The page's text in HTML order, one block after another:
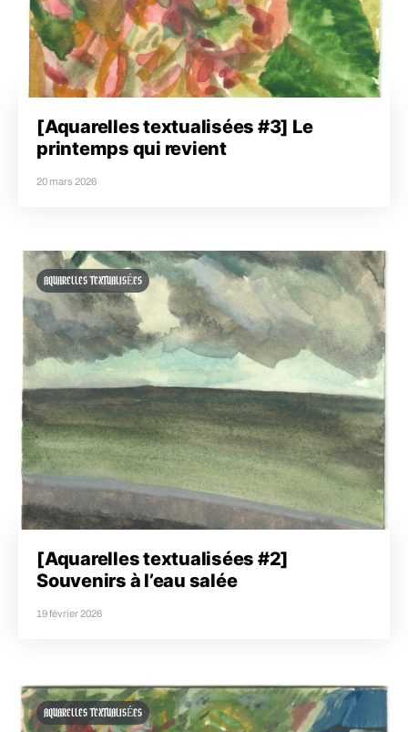
[Aquarelles textualisées #3] Le
printemps qui revient
20 mars 2026
AQUARELLES TEXTUALISÉES
[Aquarelles textualisées #2]
Souvenirs à l’eau salée
19 février 2026
AQUARELLES TEXTUALISÉES